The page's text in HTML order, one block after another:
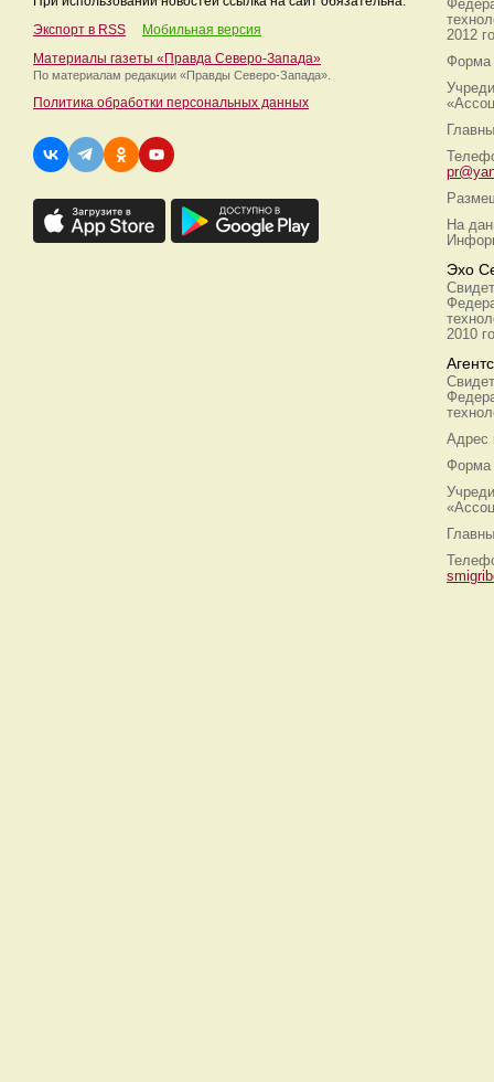
Экспорт в RSS
Мобильная версия
Материалы газеты «Правда Северо-Запада»
По материалам редакции «Правды Северо-Запада».
Политика обработки персональных данных
2012
Форма
На
Эхо
2010
Адрес
Форма